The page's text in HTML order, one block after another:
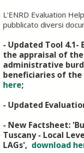
L'ENRD Evaluation
pubblicato diversi
- Updated Tool
the appraisal of
administrative
beneficiaries of the
here;
- Updated
- New Factsheet:
Tuscany - Local
LAGs', download